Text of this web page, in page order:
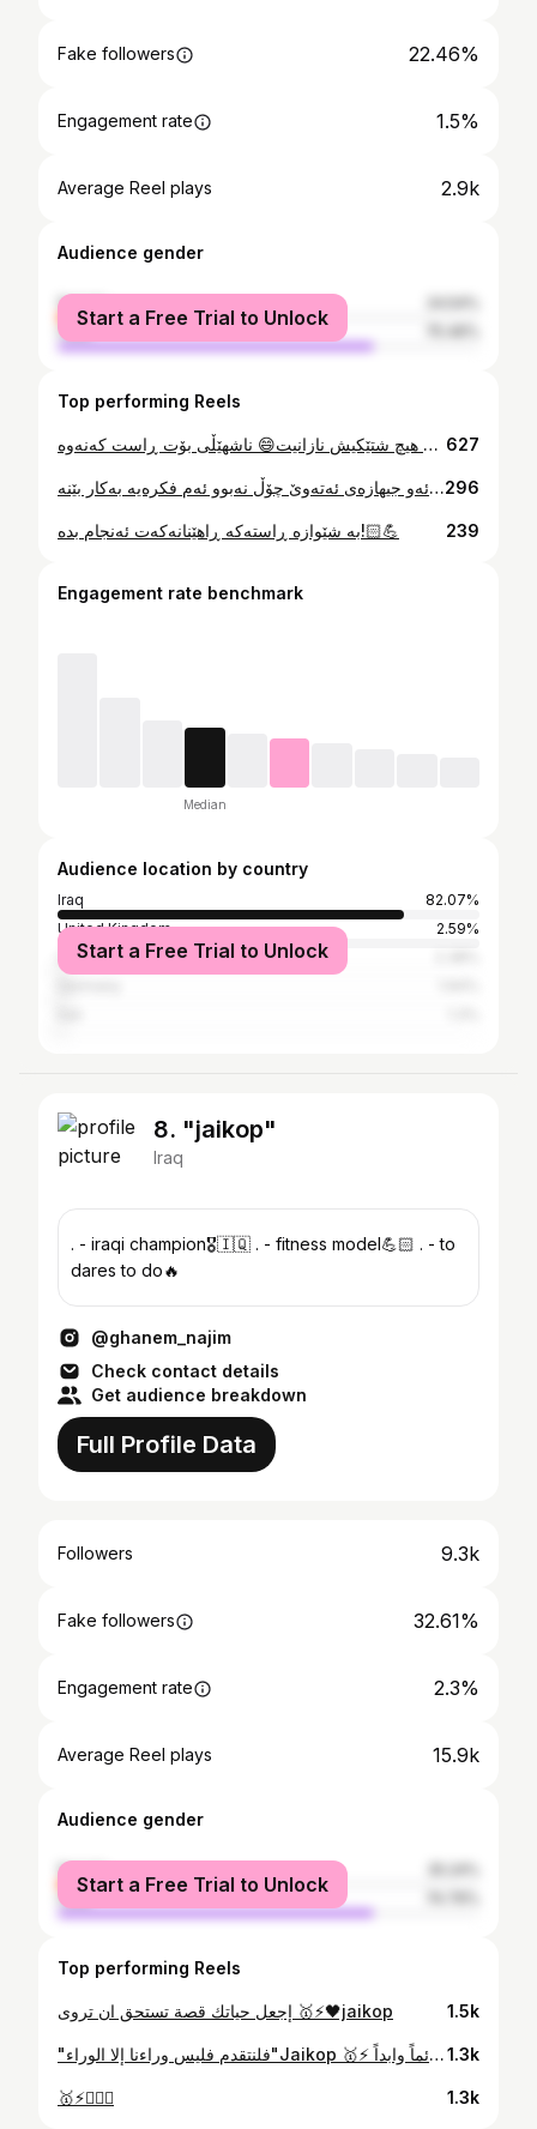
Fake followers 22.46%
Engagement rate 1.5%
Average Reel plays 2.9k
Audience gender
female
male
Start a Free Trial to Unlock
Top performing Reels
کاتێک زۆر دەمێکە لە جیمیت و هیچ شتێکیش نازانیت😄 ناشهێڵی بۆت ڕاست کەنەوە. 627
ئەگەر ئەو جیهازەی ئەتەوێ چۆڵ نەبوو ئەم فکرەیە بەکار بێنە😂296
بە شێوازە ڕاستەکە ڕاهێنانەکەت ئەنجام بدە!💪🏻 239
Engagement rate benchmark
Median
Audience location by country
Iraq
82.07%
United Kingdom
2.59%
United States
Start a Free Trial to Unlock
8. "jaikop"
Iraq
. - iraqi champion🎖🇮🇶 . - fitness model💪🏻 . - to
dares to do🔥
@ghanem_najim
Check contact details
Get audience breakdown
Full Profile Data
Followers 9.3k
Fake followers 32.61%
Engagement rate 2.3%
Average Reel plays 15.9k
Audience gender
female
male
Start a Free Trial to Unlock
Top performing Reels
إجعل حياتك قصة تستحق ان تروى 🥇⚡️🖤jaikop 1.5k
"فلنتقدم فليس وراءنا إلا الوراء"Jaikop 🥇⚡️ الحمدالله دائماً وابداً1.3k
🥇⚡️🤷🏻‍♂️ 1.3k